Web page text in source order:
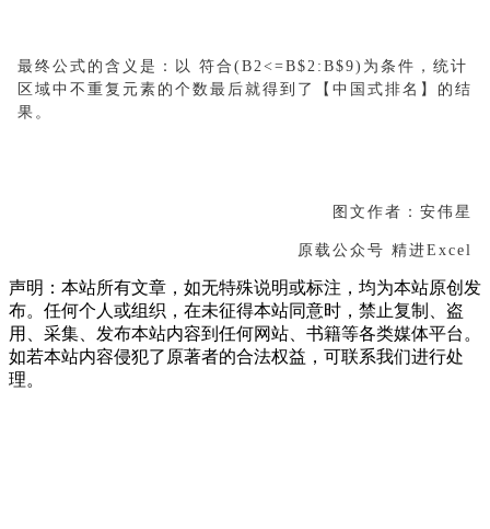
最终公式的含义是：以 符合(B2<=B$2:B$9)为条件，统计
区域中不重复元素的个数最后就得到了【中国式排名】的结
果。
图文作者：安伟星
原载公众号 精进Excel
声明：本站所有文章，如无特殊说明或标注，均为本站原创发
布。任何个人或组织，在未征得本站同意时，禁止复制、盗
用、采集、发布本站内容到任何网站、书籍等各类媒体平台。
如若本站内容侵犯了原著者的合法权益，可联系我们进行处
理。